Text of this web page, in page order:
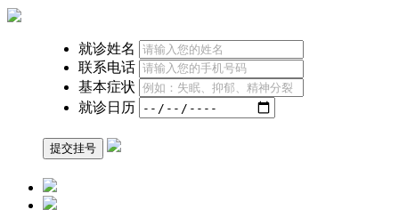
就诊姓名
联系电话
基本症状
就诊日历